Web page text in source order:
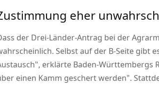
eher
der Drei-Länder-Antrag bei der
Selbst auf der B-Seite gibt
, erklärte Baden-Württembergs
einen Kamm geschert werden .